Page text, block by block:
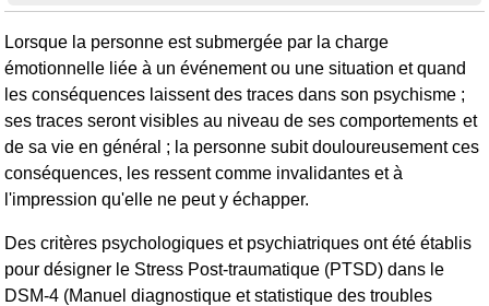
Lorsque la personne est submergée par la charge
émotionnelle liée à un événement ou une situation et quand
les conséquences laissent des traces dans son psychisme ;
ses traces seront visibles au niveau de ses comportements et
de sa vie en général ; la personne subit douloureusement ces
conséquences, les ressent comme invalidantes et à
l'impression qu'elle ne peut y échapper.
Des critères psychologiques et psychiatriques ont été établis
pour désigner le Stress Post-traumatique (PTSD) dans le
DSM-4 (Manuel diagnostique et statistique des troubles